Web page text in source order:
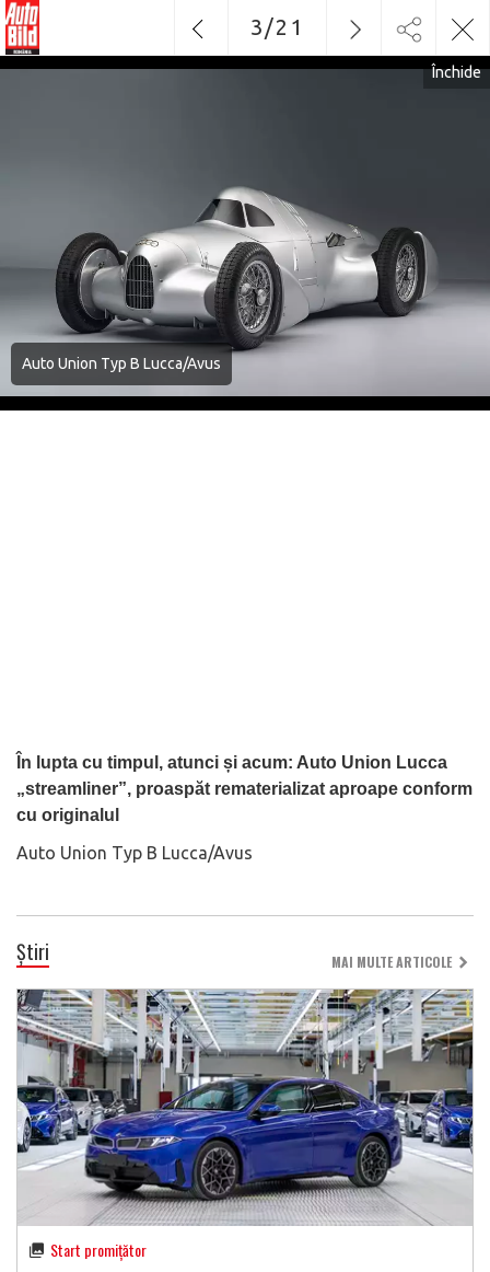
Auto Union Typ B Lucca/Avus
În lupta cu timpul, atunci și acum: Auto Union Lucca
„streamliner”, proaspăt rematerializat aproape conform
cu originalul
Auto Union Typ B Lucca/Avus
Închide
3/21
Știri MAI MULTE ARTICOLE
Start promițător